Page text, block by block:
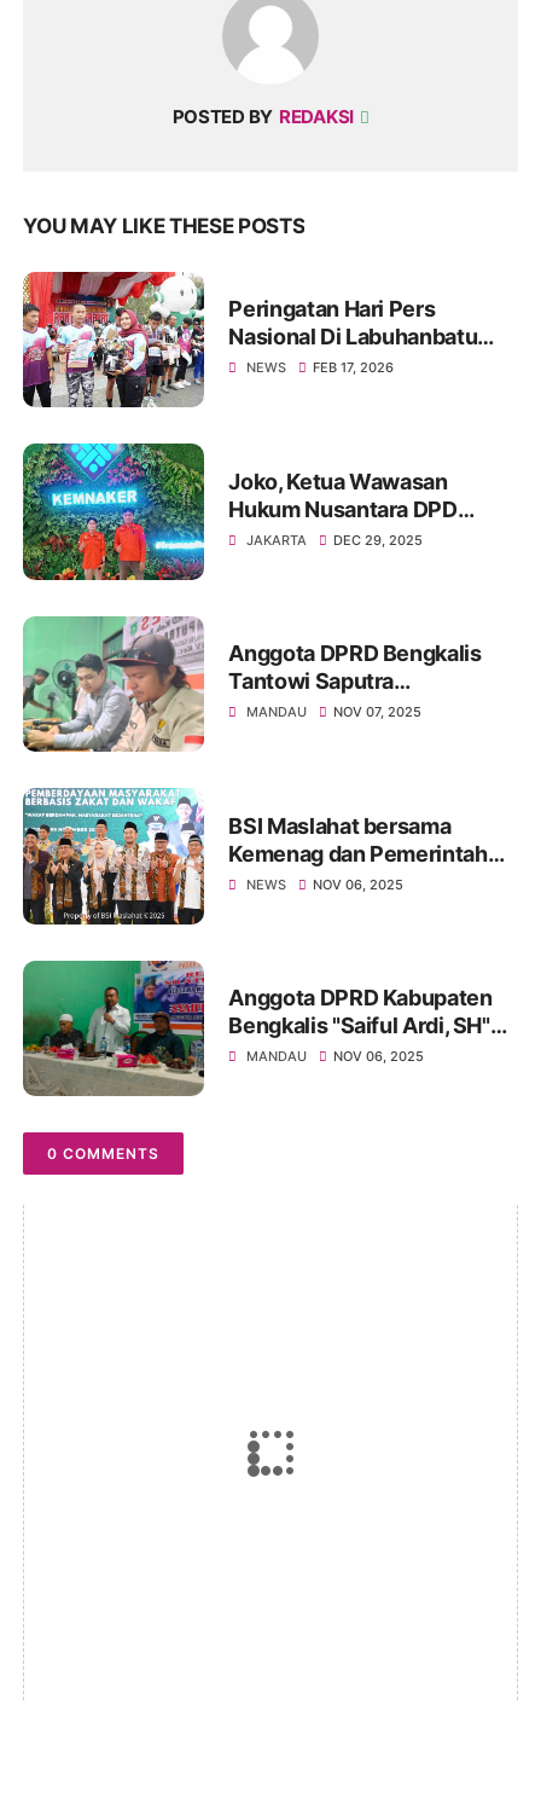
POSTED BY REDAKSI
YOU MAY LIKE THESE POSTS
Peringatan Hari Pers
Nasional Di Labuhanbatu
Berlangsung Meriah, PWI
NEWS FEB 17, 2026
Joko, Ketua Wawasan
Hukum Nusantara DPD
Jakarta Utara, Sampaikan
JAKARTA DEC 29, 2025
Anggota DPRD Bengkalis
Tantowi Saputra
Pangaribuan Serap Aspirasi
MANDAU NOV 07, 2025
BSI Maslahat bersama
Kemenag dan Pemerintah
Kabupaten Cirebon
NEWS NOV 06, 2025
Anggota DPRD Kabupaten
Bengkalis "Saiful Ardi, SH"
Gelar Reses di Sekretariat
MANDAU NOV 06, 2025
0 COMMENTS